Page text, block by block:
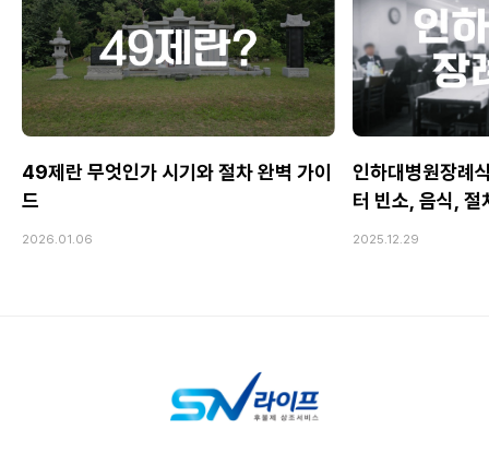
49제란 무엇인가 시기와 절차 완벽 가이
드
2026.01.06
인하대병원장례
터 빈소, 음식, 절
2025.12.29